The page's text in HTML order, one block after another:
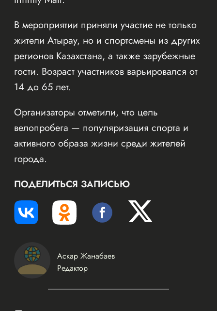
В мероприятии приняли участие не только
жители Атырау, но и спортсмены из других
регионов Казахстана, а также зарубежные
гости. Возраст участников варьировался от
14 до 65 лет.
Организаторы отметили, что цель
велопробега — популяризация спорта и
активного образа жизни среди жителей
города.
ПОДЕЛИТЬСЯ ЗАПИСЬЮ
Аскар Жанабаев
Редактор